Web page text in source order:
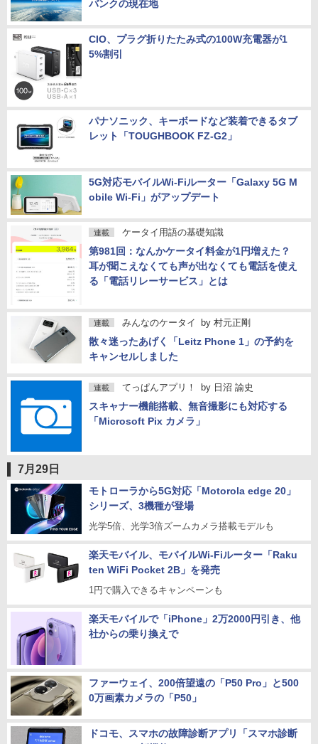
バンクの現在地
CIO、プラグ折りたたみ式の100W充電器が1
5%割引
パナソニック、キーボードなど装着できるタブ
レット「TOUGHBOOK FZ-G2」
5G対応モバイルWi-Fiルーター「Galaxy 5G M
obile Wi-Fi」がアップデート
連載 ケータイ用語の基礎知識
第981回：なんかケータイ料金が1円増えた？
耳が聞こえなくても声が出なくても電話を使え
る「電話リレーサービス」とは
連載 みんなのケータイ by 村元正剛
散々迷ったあげく「Leitz Phone 1」の予約を
キャンセルしました
連載 てっぱんアプリ！ by 日沼 諭史
スキャナー機能搭載、無音撮影にも対応する
「Microsoft Pix カメラ」
7月29日
モトローラから5G対応「Motorola edge 20」
シリーズ、3機種が登場
光学5倍、光学3倍ズームカメラ搭載モデルも
楽天モバイル、モバイルWi-Fiルーター「Raku
ten WiFi Pocket 2B」を発売
1円で購入できるキャンペーンも
楽天モバイルで「iPhone」2万2000円引き、他
社からの乗り換えで
ファーウェイ、200倍望遠の「P50 Pro」と500
0万画素カメラの「P50」
ドコモ、スマホの故障診断アプリ「スマホ診断